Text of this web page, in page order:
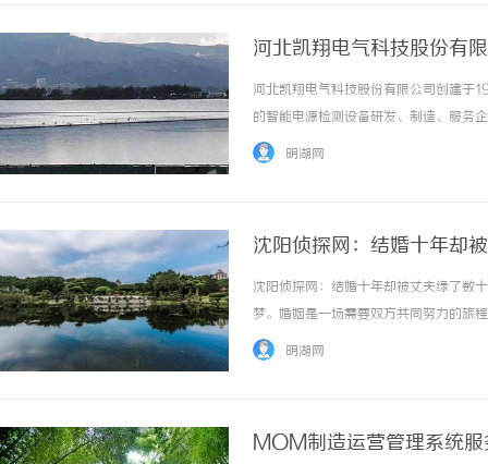
河北凯翔电气科技股份有
河北凯翔电气科技股份有限公司创建于
的智能电源检测设备研发、制造、服务
份有限公司主要研发制造以智能干式负
明湖网
沈阳侦探网：结婚十年却
沈阳侦探网：结婚十年却被丈夫绿了数
梦。婚姻是一场需要双方共同努力的旅
而在这段故事中，妻子选择坚持了十年
明湖网
MOM制造运营管理系统